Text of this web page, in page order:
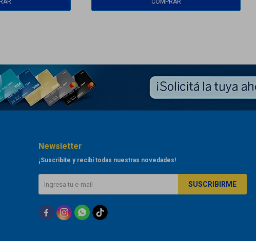
Newsletter
¡Suscribite y recibí todas nuestras novedades!
SUSCRIBIRME
  